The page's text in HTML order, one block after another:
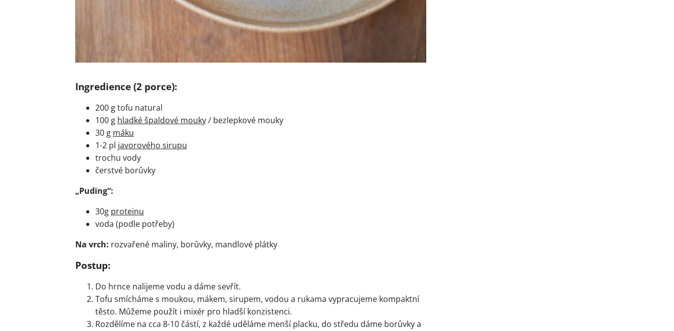
Ingredience (2 porce):
200 g tofu natural
100 g hladké špaldové mouky/ bezlepkové mouky
30 g máku
1-2 pl javorového sirupu
trochu vody
čerstvé borůvky
„Puding“:
30g proteinu
voda (podle potřeby)
Na vrch: rozvařené maliny, borůvky, mandlové plátky
Postup:
Do hrnce nalijeme vodu a dáme sevřít.
Tofu smícháme s moukou, mákem, sirupem, vodou a rukama vypracujeme kompaktní
těsto. Můžeme použít i mixér pro hladší konzistenci.
Rozdělíme na cca 8-10 částí, z každé uděláme menší placku, do středu dáme borůvky a